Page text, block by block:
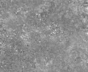
tập thể công an